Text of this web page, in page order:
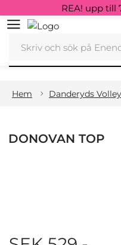
REA! upp till
Hem Danderyds
DONOVAN TOP